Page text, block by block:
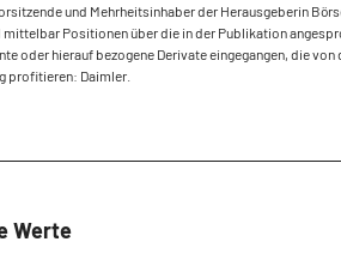
und Mehrheitsinhaber der Herausgeberin
Positionen über die in der Publikation
oder hierauf bezogene Derivate eingegangen, die
profitieren: Daimler.
Werte